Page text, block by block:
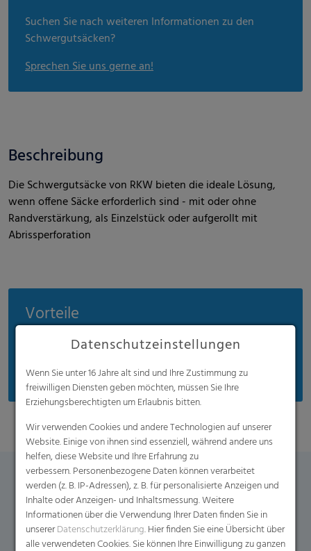
Suchen Sie nach weiteren Informationen zu den
Schwergutsäcken?
Sprechen Sie uns gerne an!
Beschreibung
Die Schwergutsäcke von RKW bieten die ideale Lösung,
wenn offene Säcke erforderlich sind - mit oder ohne
Randverstärkung, als Einzelstück oder aufgerollt mit
Abrissperforation
Vorteile
Flexibel für viele Anforderungen einsetzbar
Kontaktformular
Falls Sie weitere Fragen zu diesem Produkt haben,
kontaktieren Sie uns gern über dieses Formular.
Datenschutzeinstellungen
Wenn Sie unter 16 Jahre alt sind und Ihre Zustimmung zu
freiwilligen Diensten geben möchten, müssen Sie Ihre
Erziehungsberechtigten um Erlaubnis bitten.
Wir verwenden Cookies und andere Technologien auf unserer
Website. Einige von ihnen sind essenziell, während andere uns
helfen, diese Website und Ihre Erfahrung zu
verbessern. Personenbezogene Daten können verarbeitet
werden (z. B. IP-Adressen), z. B. für personalisierte Anzeigen und
Inhalte oder Anzeigen- und Inhaltsmessung. Weitere
Informationen über die Verwendung Ihrer Daten finden Sie in
unsererDatenschutzerklärung. Hier finden Sie eine Übersicht über
alle verwendeten Cookies. Sie können Ihre Einwilligung zu ganzen